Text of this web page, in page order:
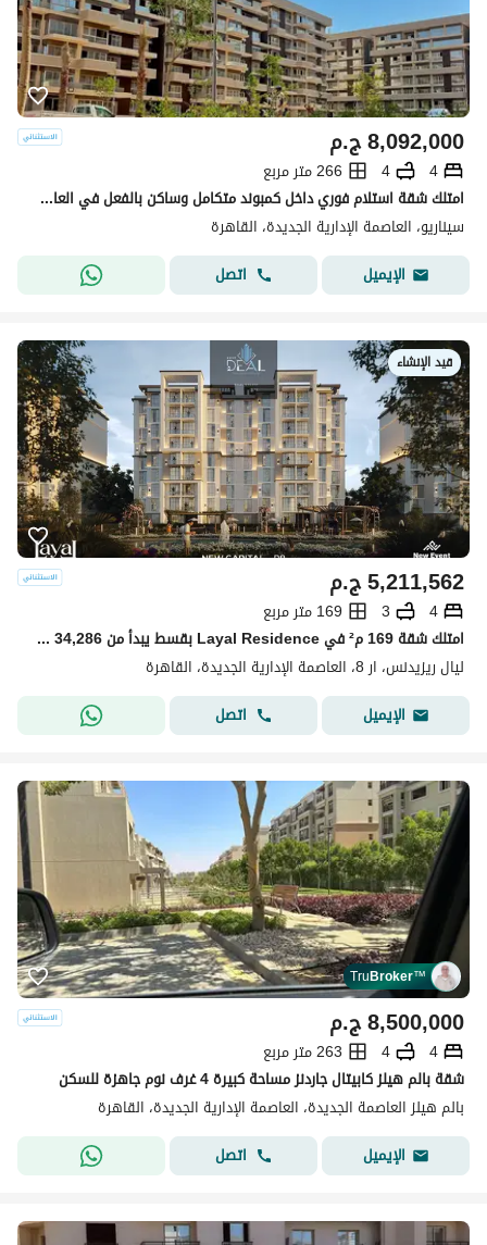
ج.م8,092,000
4
4
266 متر مربع
امتلك شقة استلام فوري داخل كمبوند متكامل وساكن بالفعل في العاصمة الإدارية بسعر كاش مميز وفرصة لا تعوض
سيناريو، العاصمة الإدارية الجديدة، القاهرة
الإيميل
اتصل
قيد الإنشاء
ج.م5,211,562
4
3
169 متر مربع
امتلك شقة 169 م² في Layal Residence بقسط يبدأ من 34,286 جنيه شهريًا!
ليال ريزيدنس، ار 8، العاصمة الإدارية الجديدة، القاهرة
الإيميل
اتصل
TruBroker™
ج.م8,500,000
4
4
263 متر مربع
شقة بالم هيلز كابيتال جاردنز مساحة كبيرة 4 غرف نوم جاهزة للسكن
بالم هيلز العاصمة الجديدة، العاصمة الإدارية الجديدة، القاهرة
الإيميل
اتصل